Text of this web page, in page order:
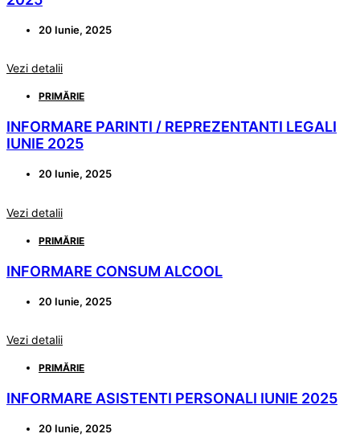
20 Iunie, 2025
Vezi detalii
PRIMĂRIE
INFORMARE PARINTI / REPREZENTANTI LEGALI
IUNIE 2025
20 Iunie, 2025
Vezi detalii
PRIMĂRIE
INFORMARE CONSUM ALCOOL
20 Iunie, 2025
Vezi detalii
PRIMĂRIE
INFORMARE ASISTENTI PERSONALI IUNIE 2025
20 Iunie, 2025